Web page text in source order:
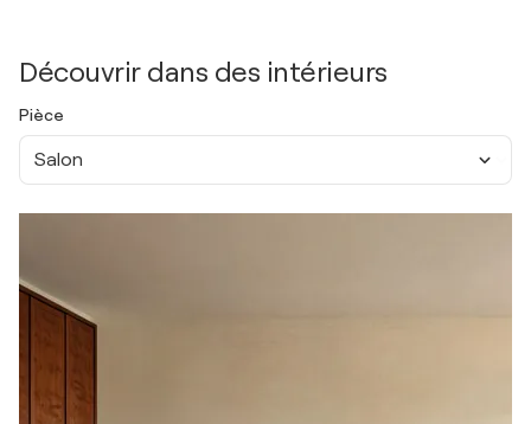
Découvrir dans des intérieurs
Pièce
Salon